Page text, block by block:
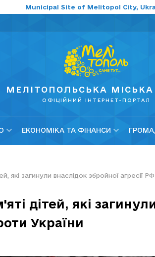
Municipal Site of Melitopol City,
МЕЛІТОПОЛЬСЬКА МІСЬКА
ОФІЦІЙНИЙ ІНТЕРНЕТ-ПОРТАЛ
ЕКОНОМІКА ТА ФІНАНСИ
які загинули внаслідок збройної агресії
дітей, які
України